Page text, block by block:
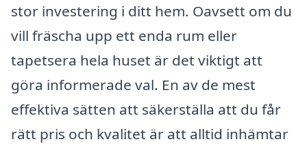
stor investering i ditt hem. Oavsett om du
vill fräscha upp ett enda rum eller
tapetsera hela huset är det viktigt att
göra informerade val. En av de mest
effektiva sätten att säkerställa att du får
rätt pris och kvalitet är att alltid inhämtar